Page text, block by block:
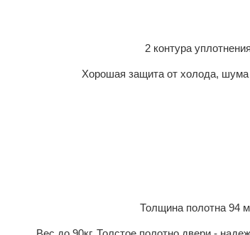
2 контура уплотнения
Хорошая защита от холода, шума
Толщина полотна 94